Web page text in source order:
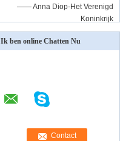
—— Anna Diop-Het Verenigd
Koninkrijk
Ik ben online Chatten Nu